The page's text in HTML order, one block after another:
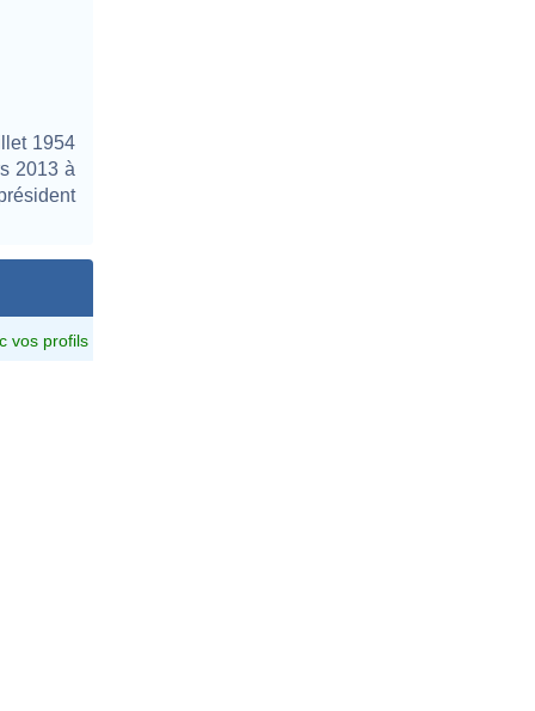
1954
2013 à
vos profils